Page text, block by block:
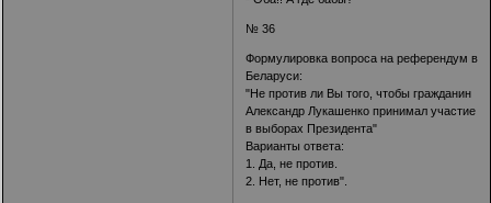
№ 36
Формулировка вопроса на референдум в
Беларуси:
"Не против ли Вы того, чтобы гражданин
Александр Лукашенко принимал участие
в выборах Президента"
Варианты ответа:
1. Да, не против.
2. Нет, не против".